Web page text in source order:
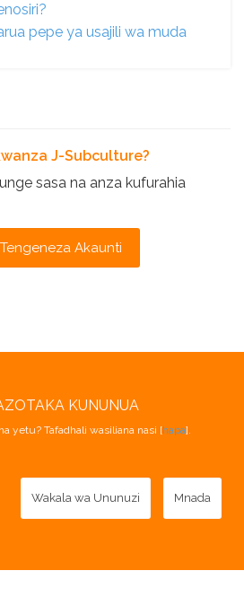
pepe ya usajili wa muda
J-Subculture?
sasa na anza kufurahia
Tengeneza Akaunti
KUNUNUA
yetu? Tafadhali wasiliana nasi [hapa].
Wakala wa Ununuzi Mnada